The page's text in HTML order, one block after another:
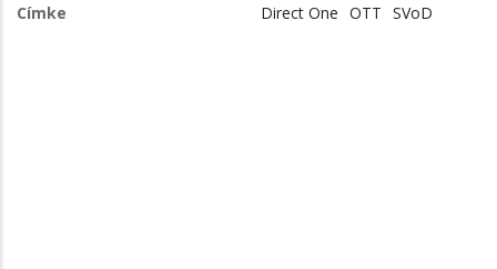
Címke Direct One OTT SVoD